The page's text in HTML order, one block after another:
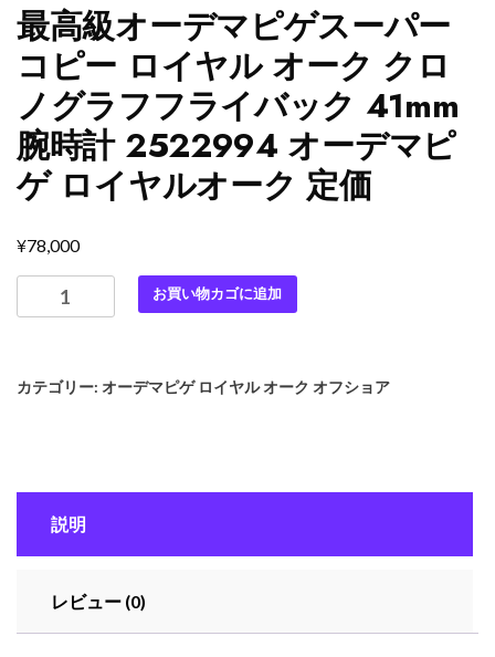
最高級オーデマピゲスーパー
コピー ロイヤル オーク クロ
ノグラフフライバック 41mm
腕時計 2522994 オーデマピ
ゲ ロイヤルオーク 定価
¥78,000
高
ー
ゲ
ー
コ
お買い物カゴに追加
カテゴリー: オーデマピゲ ロイヤル オーク オフショア
説明
レビュー (0)